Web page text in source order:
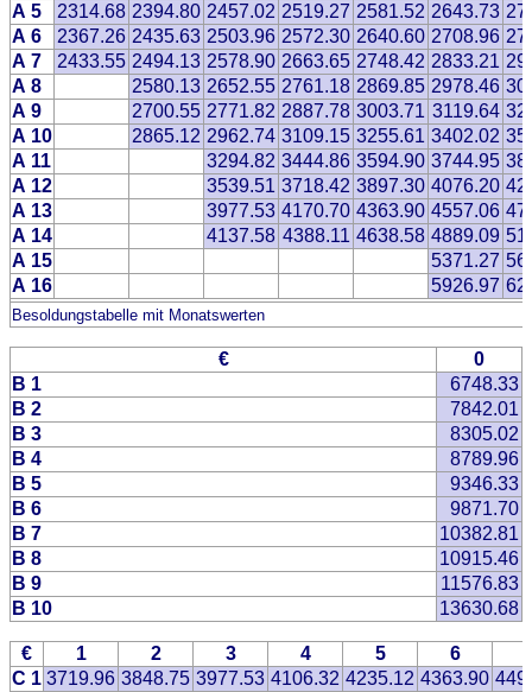
A 5
2314.68 2394.80 2457.02 2519.27 2581.52 2643.73
A 6
2367.26 2435.63 2503.96 2572.30 2640.60 2708.96
A 7
2433.55 2494.13 2578.90 2663.65 2748.42 2833.21
A 8
2580.13 2652.55 2761.18 2869.85 2978.46
A 9
2700.55 2771.82 2887.78 3003.71 3119.64
A 10
2865.12 2962.74 3109.15 3255.61 3402.02
A 11
3294.82 3444.86 3594.90 3744.95
A 12
3539.51 3718.42 3897.30 4076.20
A 13
3977.53 4170.70 4363.90 4557.06
A 14
4137.58 4388.11 4638.58 4889.09
A 15
5371.27
A 16
5926.97
Besoldungstabelle mit Monatswerten
€
0
B 1
6748.33
B 2
7842.01
B 3
8305.02
B 4
8789.96
B 5
9346.33
B 6
9871.70
B 7
10382.81
B 8
10915.46
B 9
11576.83
B 10
13630.68
€ 1 2 3 4 5 6
C 1 3719.96 3848.75 3977.53 4106.32 4235.12 4363.90